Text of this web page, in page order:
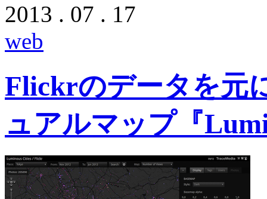
2013 . 07 . 17
web
Flickrのデータを元
ュアルマップ『